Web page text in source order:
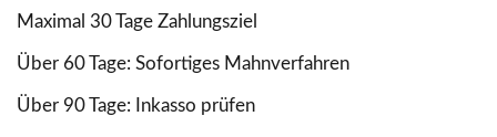
Maximal 30 Tage Zahlungsziel
Über 60 Tage: Sofortiges Mahnverfahren
Über 90 Tage: Inkasso prüfen